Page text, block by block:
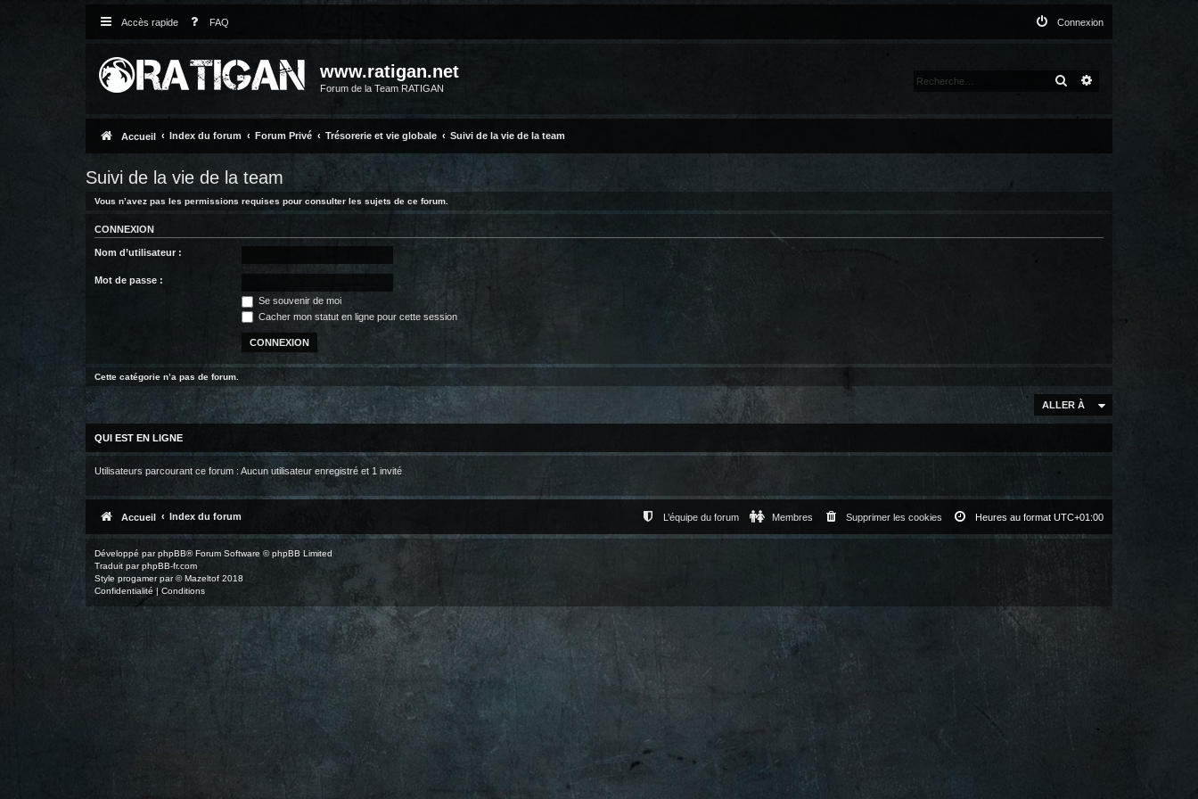
Accès rapide FAQ Connexion
www.ratigan.net
Forum de la Team RATIGAN
RECHERCHER
Accueil Index du forum Forum Privé Trésorerie et vie globale Suivi de la vie de la team
Suivi de la vie de la team
Vous n’avez pas les permissions requises pour consulter les sujets de ce forum.
CONNEXION
Nom d’utilisateur :
Mot de passe :
Se souvenir de moi
Cacher mon statut en ligne pour cette session
Cette catégorie n’a pas de forum.
ALLER À
QUI EST EN LIGNE
Utilisateurs parcourant ce forum : Aucun utilisateur enregistré et 1 invité
Accueil Index du forum Heures au format UTC+01:00
Supprimer les cookies
Membres
L’équipe du forum
Développé parphpBB® Forum Software © phpBB Limited
Traduit parphpBB-fr.com
Style progamerpar ©Mazeltof 2018
Confidentialité |Conditions